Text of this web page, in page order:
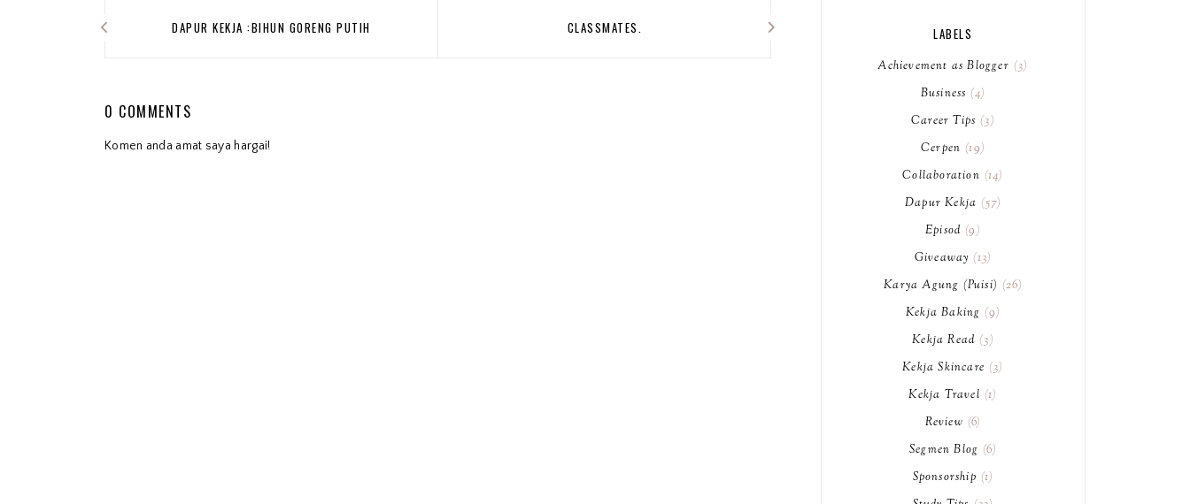
DAPUR KEKJA :BIHUN GORENG PUTIH CLASSMATES.
0 COMMENTS
Komen anda amat saya hargai!
LABELS
Achievement as Blogger
3
Business 4
Career Tips
3
Cerpen 19
Collaboration 14
Dapur Kekja
57
Episod 9
Giveaway 13
Karya Agung (Puisi)
26
Kekja Baking 9
Kekja Read
3
Kekja Skincare
3
Kekja Travel 1
Review 6
Segmen Blog 6
Sponsorship 1